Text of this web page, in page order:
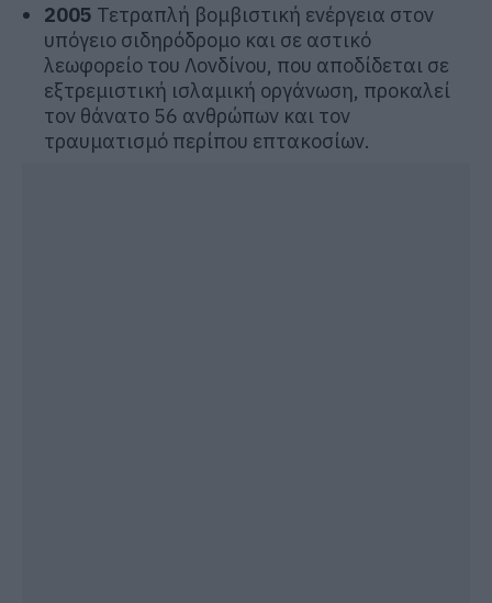
2005 Τετραπλή βομβιστική ενέργεια στον
υπόγειο σιδηρόδρομο και σε αστικό
λεωφορείο του Λονδίνου, που αποδίδεται σε
εξτρεμιστική ισλαμική οργάνωση, προκαλεί
τον θάνατο 56 ανθρώπων και τον
τραυματισμό περίπου επτακοσίων.